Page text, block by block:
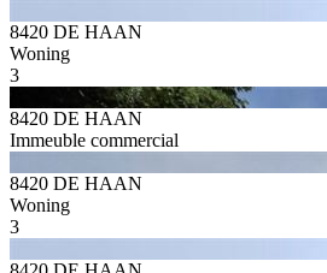
8420 DE HAAN
Woning
3
8420 DE HAAN
Immeuble commercial
8420 DE HAAN
Woning
3